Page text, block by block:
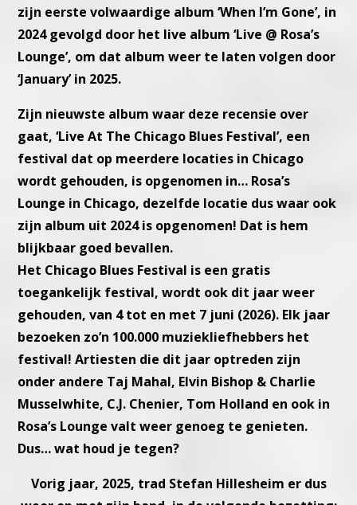
zijn eerste volwaardige album ‘When I’m Gone’, in
2024 gevolgd door het live album ‘Live @ Rosa’s
Lounge’, om dat album weer te laten volgen door
‘January’ in 2025.
Zijn nieuwste album waar deze recensie over
gaat, ‘Live At The Chicago Blues Festival’, een
festival dat op meerdere locaties in Chicago
wordt gehouden, is opgenomen in… Rosa’s
Lounge in Chicago, dezelfde locatie dus waar ook
zijn album uit 2024 is opgenomen! Dat is hem
blijkbaar goed bevallen.
Het Chicago Blues Festival is een gratis
toegankelijk festival, wordt ook dit jaar weer
gehouden, van 4 tot en met 7 juni (2026). Elk jaar
bezoeken zo’n 100.000 muziekliefhebbers het
festival!Artiesten die dit jaar optreden zijn
onder andere Taj Mahal, Elvin Bishop & Charlie
Musselwhite, C.J. Chenier, Tom Holland en ook in
Rosa’s Lounge valt weer genoeg te genieten.
Dus… wat houd je tegen?
Vorig jaar, 2025, trad Stefan Hillesheim er dus